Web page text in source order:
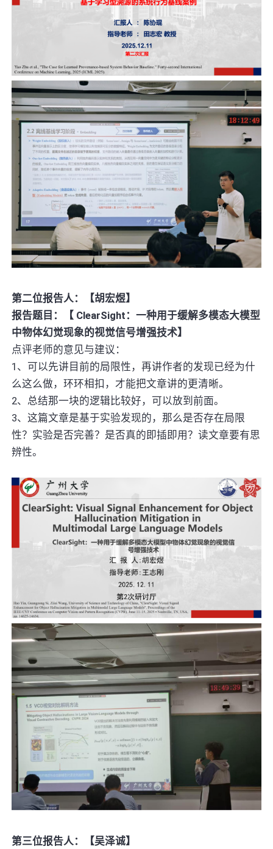
第二位报告人：【胡宏煜】
报告题目：【 ClearSight：一种用于缓解多模态大模型
中物体幻觉现象的视觉信号增强技术】
点评老师的意见与建议：
1、可以先讲目前的局限性，再讲作者的发现已经为什
么这么做，环环相扣，才能把文章讲的更清晰。
2、总结那一块的逻辑比较好，可以放到前面。
3、这篇文章是基于实验发现的，那么是否存在局限
性？实验是否完善？是否真的即插即用？读文章要有思
辨性。
第三位报告人：【吴泽诚】